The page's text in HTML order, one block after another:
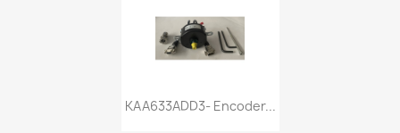
KAA633ADD3- Encoder...